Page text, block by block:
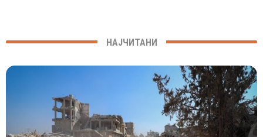
НАЈЧИТАНИ